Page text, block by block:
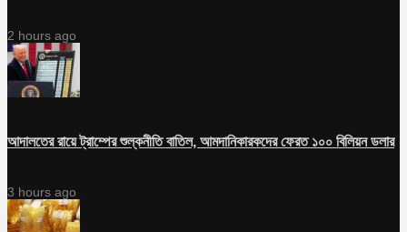
2 hours ago
আদালতের রায়ে ট্রাম্পের শুল্কনীতি বাতিল, আমদানিকারকদের ফেরত ১০০ বিলিয়ন ডলার
3 hours ago